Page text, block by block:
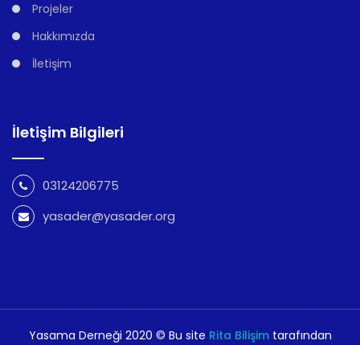
Projeler
Hakkımızda
İletişim
İletişim Bilgileri
03124206775
yasader@yasader.org
Yasama Derneği 2020 © Bu site Rita Bilişimtarafından